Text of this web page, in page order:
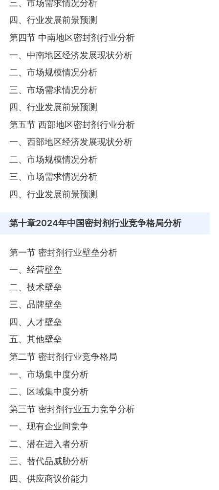
三、市场需求情况分析
四、行业发展前景预测
第四节 中南地区密封剂行业分析
一、中南地区经济发展现状分析
二、市场规模情况分析
三、市场需求情况分析
四、行业发展前景预测
第五节 西部地区密封剂行业分析
一、西部地区经济发展现状分析
二、市场规模情况分析
三、市场需求情况分析
四、行业发展前景预测
第十章2024年中国密封剂行业竞争格局分析
第一节 密封剂行业壁垒分析
一、经营壁垒
二、技术壁垒
三、品牌壁垒
四、人才壁垒
五、其他壁垒
第二节 密封剂行业竞争格局
一、市场集中度分析
二、区域集中度分析
第三节 密封剂行业五力竞争分析
一、现有企业间竞争
二、潜在进入者分析
三、替代品威胁分析
四、供应商议价能力